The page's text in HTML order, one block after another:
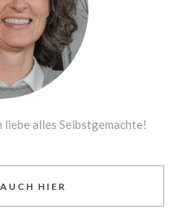
liebe alles Selbstgemachte!
HIER